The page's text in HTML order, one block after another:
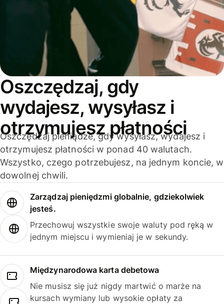
Oszczędzaj, gdy
wydajesz, wysyłasz i
otrzymujesz płatności
Oszczędzaj pieniądze, gdy wysyłasz, wydajesz i
otrzymujesz płatności w ponad 40 walutach.
Wszystko, czego potrzebujesz, na jednym koncie, w
dowolnej chwili.
Zarządzaj pieniędzmi globalnie, gdziekolwiek
jesteś.
Przechowuj wszystkie swoje waluty pod ręką w
jednym miejscu i wymieniaj je w sekundy.
Międzynarodowa karta debetowa
Nie musisz się już nigdy martwić o marże na
kursach wymiany lub wysokie opłaty za